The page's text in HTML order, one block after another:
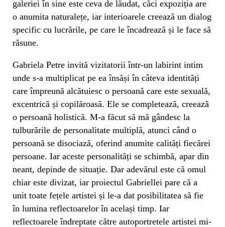
galeriei în sine este ceva de lăudat, căci expoziția are
o anumita naturalețe, iar interioarele creează un dialog
specific cu lucrările, pe care le încadrează și le face să
răsune.
Gabriela Petre invită vizitatorii într-un labirint intim
unde s-a multiplicat pe ea însăși în câteva identități
care împreună alcătuiesc o persoană care este sexuală,
excentrică și copilăroasă. Ele se completează, creează
o persoană holistică. M-a făcut să mă gândesc la
tulburările de personalitate multiplă, atunci când o
persoană se disociază, oferind anumite calități fiecărei
persoane. Iar aceste personalități se schimbă, apar din
neant, depinde de situație. Dar adevărul este că omul
chiar este divizat, iar proiectul Gabriellei pare că a
unit toate fețele artistei și le-a dat posibilitatea să fie
în lumina reflectoarelor în același timp. Iar
reflectoarele îndreptate către autoportretele artistei mi-